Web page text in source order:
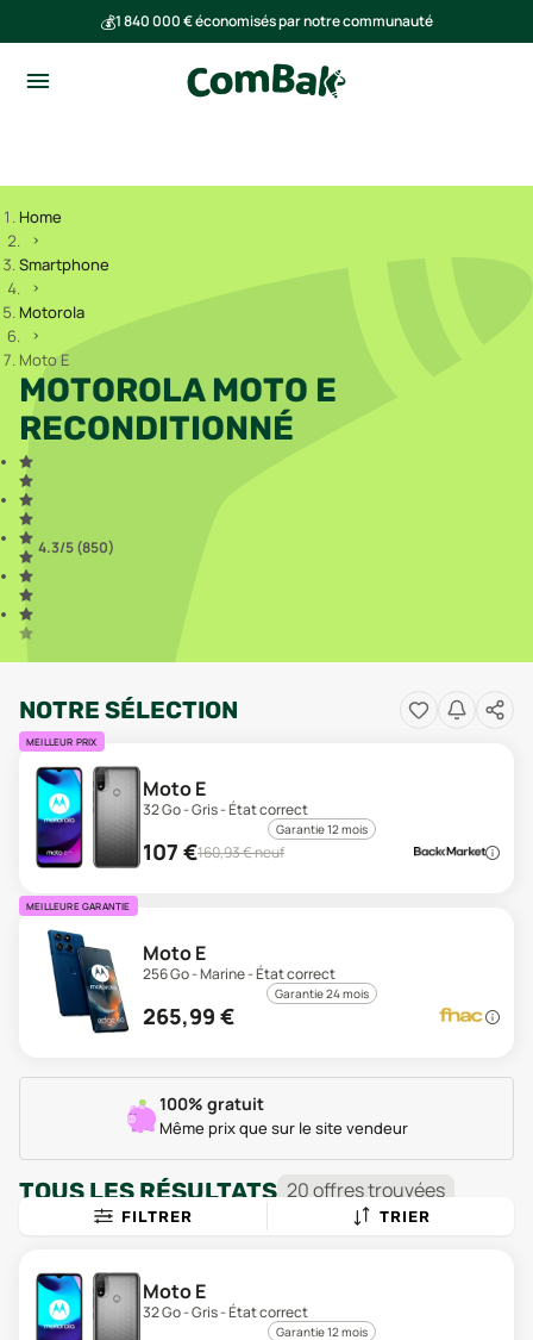
💰1 840 000 € économisés par notre communauté
Home
Smartphone
Motorola
Moto E
MOTOROLA MOTO E
RECONDITIONNÉ
4.3/5 (850)
NOTRE SÉLECTION
MEILLEUR PRIX
Moto E
32 Go - Gris - État correct
Garantie 12 mois
107 €160,93€ neuf
MEILLEURE GARANTIE
Moto E
256 Go - Marine - État correct
Garantie 24 mois
265,99 €
100% gratuit
Même prix que sur le site vendeur
TOUS LES RÉSULTATS 20offrestrouvées
FILTRER TRIER
Moto E
32 Go - Gris - État correct
Garantie 12 mois